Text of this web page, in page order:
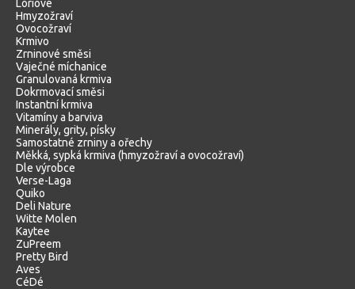
Loriové
Hmyzožraví
Ovocožraví
Krmivo
Zrninové směsi
Vaječné míchanice
Granulovaná krmiva
Dokrmovací směsi
Instantní krmiva
Vitamíny a barviva
Minerály, grity, písky
Samostatné zrniny a ořechy
Měkká, sypká krmiva (hmyzožraví a ovocožraví)
Dle výrobce
Verse-Laga
Quiko
Deli Nature
Witte Molen
Kaytee
ZuPreem
Pretty Bird
Aves
CéDé